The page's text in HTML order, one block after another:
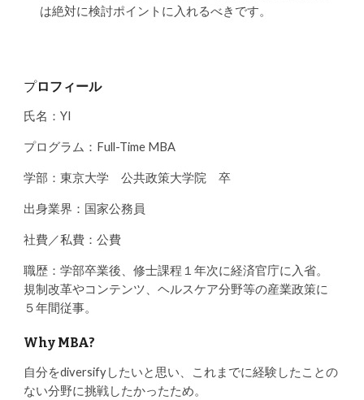
は絶対に検討ポイントに入れるべきです。
プロフィール
氏名：YI
プログラム：Full-Time MBA
学部：東京大学 公共政策大学院 卒
出身業界：国家公務員
社費／私費：公費
職歴：学部卒業後、修士課程１年次に経済官庁に入省。
規制改革やコンテンツ、ヘルスケア分野等の産業政策に
５年間従事。
Why MBA?
自分をdiversifyしたいと思い、これまでに経験したことの
ない分野に挑戦したかったため。